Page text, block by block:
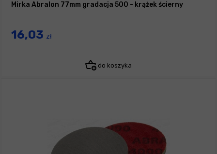
Mirka Abralon 77mm gradacja 500 - krążek ścierny
16,03 zł
do koszyka